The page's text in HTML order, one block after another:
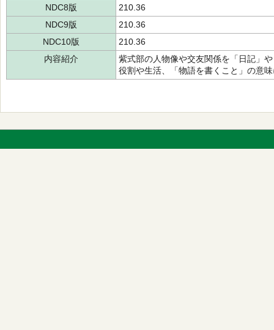
NDC8版
210.36
NDC9版
210.36
NDC10版
210.36
内容紹介
紫式部の人物像や交友関係を「日記」
役割や生活、「物語を書くこと」の意